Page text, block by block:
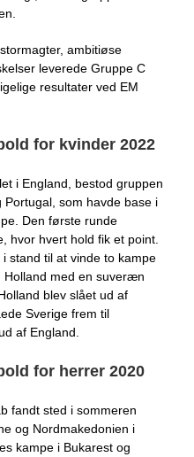
ambitiøse
leverede Gruppe C
resultater ved EM
for kvinder 2022
i England, bestod gruppen
Portugal, som havde base i
Den første runde
hvor hvert hold fik et point.
stand til at vinde to kampe
Holland med en suveræn
blev slået ud af
Sverige frem til
af England.
for herrer 2020
fandt sted i sommeren
og Nordmakedonien i
kampe i Bukarest og